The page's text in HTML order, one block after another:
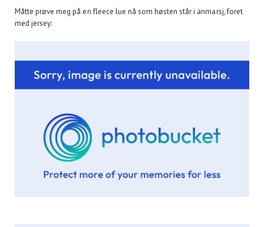
Måtte prøve meg på en fleece lue nå som høsten står i anmarsj, foret
med jersey: